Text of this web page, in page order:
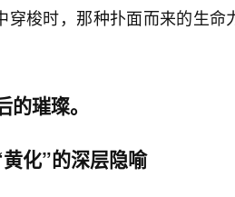
梭时，那种扑面而来的生命
璀璨。
化”的深层隐喻